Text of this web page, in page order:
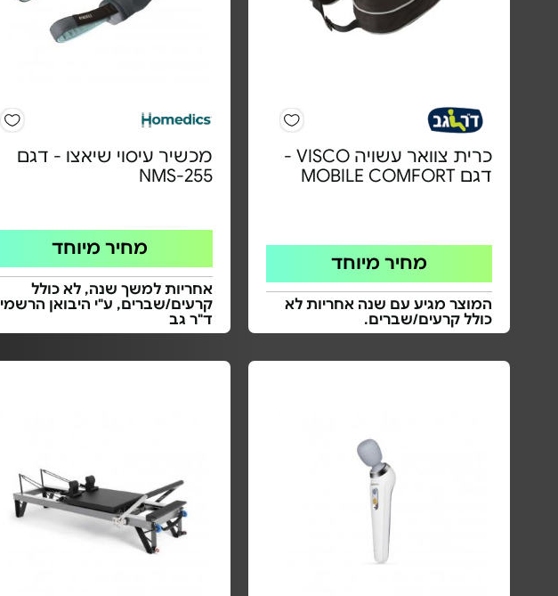
כרית צוואר עשויה VISCO -
דגם MOBILE COMFORT
מחיר מיוחד
המוצר מגיע עם שנה אחריות לא
כולל קרעים/שברים.
מכשיר עיסוי שיאצו - דגם
NMS-255
מחיר מיוחד
אחריות למשך שנה, לא כולל
קרעים/שברים, ע"י היבואן הרשמי
ד"ר גב